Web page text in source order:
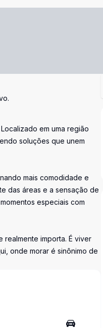
em uma região
soluções que unem
mais comodidade e
das áreas e a sensação de
especiais com
importa. É viver
onde morar é sinônimo de